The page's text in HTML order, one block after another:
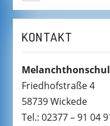
KONTAKT
Friedhofstraße 4
58739 Wickede
Tel.: 02377 – 91 04